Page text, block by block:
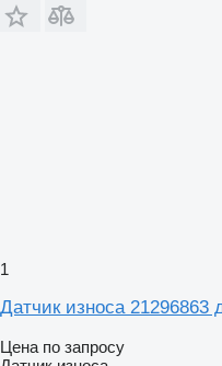
1
Датчик износа 21296863
Цена по запросу